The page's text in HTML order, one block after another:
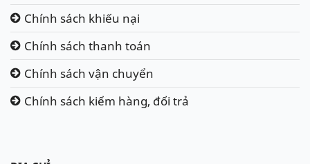
Chính sách khiếu nại
Chính sách thanh toán
Chính sách vận chuyển
Chính sách kiểm hàng, đổi trả